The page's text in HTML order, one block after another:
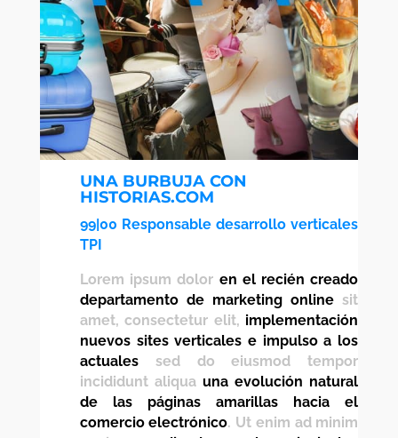
UNA BURBUJA CON
HISTORIAS.COM
99|00 Responsable desarrollo verticales
TPI
Lorem ipsum dolor en el recién creado
departamento de marketing online sit
amet, consectetur elit, implementación
nuevos sites verticales e impulso a los
actuales
sed do eiusmod tempor
incididunt aliqua una evolución natural
de las páginas amarillas hacia el
comercio electrónico. Ut enim ad minim